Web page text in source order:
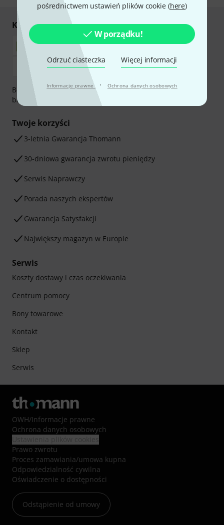
pośrednictwem ustawień plików cookie (here)
W porządku!
Odrzuć ciasteczka Więcej informacji
Informacje prawne · Ochrona danych osobowych
Kupuj i płać bezpiecznie
Bezpieczna płatność przez Za pobraniem, Przelew
bankowy, PayPal, Blik lub Karta kredytowa.
Twoje korzyści
3-letnia Gwarancja Thomann
30-dniowa gwarancja zwrotu pieniędzy
Serwis Naprawczy
Porada naszych ekspertów
Gwarancja Satysfakcji
Największy magazyn w Europie
Serwis
Koszty dostawy i czas oczekiwania
Centrum pomocy
Bony towarowe
Kontakt
Sklep
Serwis
OWH/Informacje prawne
Ochrona danych osobowych
Prawo zwrotu
Proces zamawiania/umowa kupna
Odpowiedzialność cywilna
Oświadczenie o dostępności
Odstąpienie od umowy